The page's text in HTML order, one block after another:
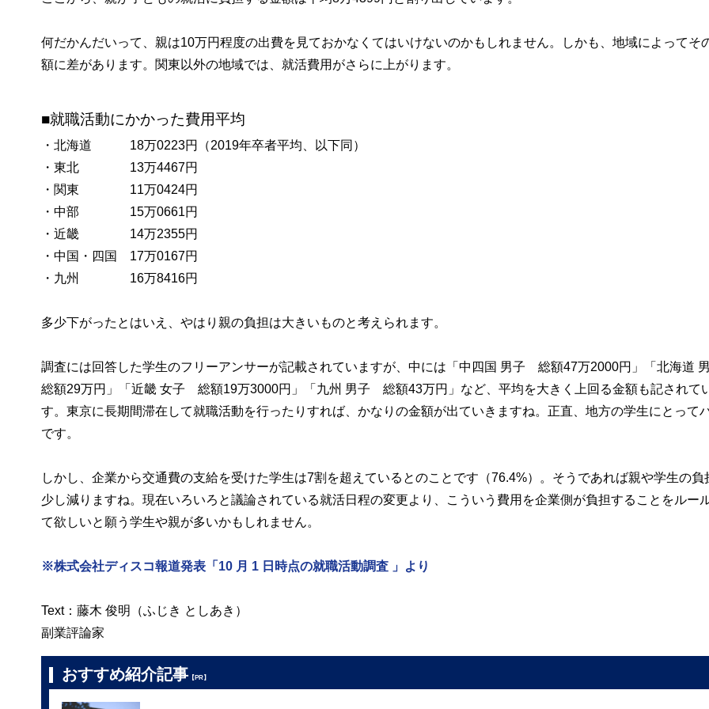
何だかんだいって、親は10万円程度の出費を見ておかなくてはいけないのかもしれません。しかも、地域によってそ
額に差があります。関東以外の地域では、就活費用がさらに上がります。
■就職活動にかかった費用平均
・北海道 18万0223円（2019年卒者平均、以下同）
・東北 13万4467円
・関東 11万0424円
・中部 15万0661円
・近畿 14万2355円
・中国・四国 17万0167円
・九州 16万8416円
多少下がったとはいえ、やはり親の負担は大きいものと考えられます。
調査には回答した学生のフリーアンサーが記載されていますが、中には「中四国 男子 総額47万2000円」「北海道
総額29万円」「近畿 女子 総額19万3000円」「九州 男子 総額43万円」など、平均を大きく上回る金額も記されて
す。東京に長期間滞在して就職活動を行ったりすれば、かなりの金額が出ていきますね。正直、地方の学生にとって
です。
しかし、企業から交通費の支給を受けた学生は7割を超えているとのことです（76.4%）。そうであれば親や学生の負
少し減りますね。現在いろいろと議論されている就活日程の変更より、こういう費用を企業側が負担することをルー
て欲しいと願う学生や親が多いかもしれません。
※株式会社ディスコ報道発表「10 月 1 日時点の就職活動調査 」より
Text：藤木 俊明（ふじき としあき）
副業評論家
おすすめ紹介記事 【PR】